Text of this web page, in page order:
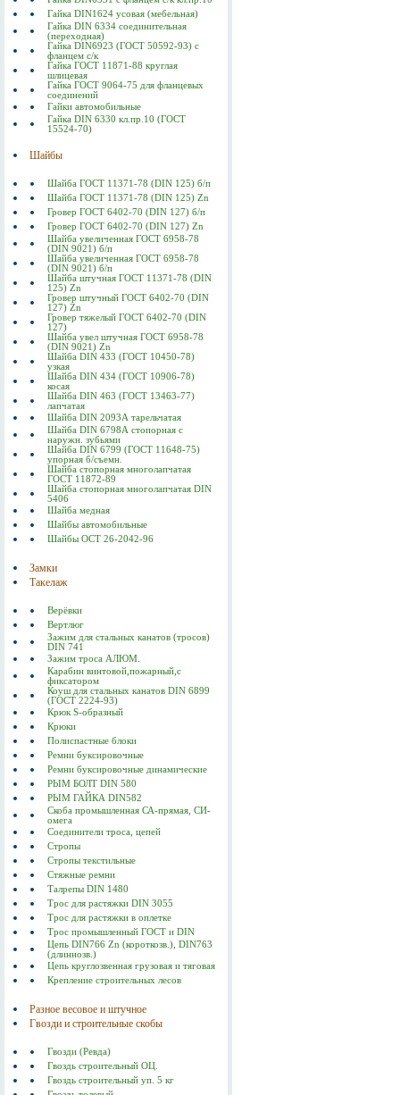
Гайка DIN1624 усовая (мебельная)
Гайка DIN 6334 соединительная
(переходная)
Гайка DIN6923 (ГОСТ 50592-93) с
фланцем с/к
Гайка ГОСТ 11871-88 круглая
шлицевая
Гайка ГОСТ 9064-75 для фланцевых
соединений
Гайки автомобильные
Гайка DIN 6330 кл.пр.10 (ГОСТ
15524-70)
Шайбы
Шайба ГОСТ 11371-78 (DIN 125) б/п
Шайба ГОСТ 11371-78 (DIN 125) Zn
Гровер ГОСТ 6402-70 (DIN 127) б/п
Гровер ГОСТ 6402-70 (DIN 127) Zn
Шайба увеличенная ГОСТ 6958-78
(DIN 9021) б/п
Шайба увеличенная ГОСТ 6958-78
(DIN 9021) б/п
Шайба штучная ГОСТ 11371-78 (DIN
125) Zn
Гровер штучный ГОСТ 6402-70 (DIN
127) Zn
Гровер тяжелый ГОСТ 6402-70 (DIN
127)
Шайба увел штучная ГОСТ 6958-78
(DIN 9021) Zn
Шайба DIN 433 (ГОСТ 10450-78)
узкая
Шайба DIN 434 (ГОСТ 10906-78)
косая
Шайба DIN 463 (ГОСТ 13463-77)
лапчатая
Шайба DIN 2093А тарельчатая
Шайба DIN 6798А стопорная с
наружн. зубьями
Шайба DIN 6799 (ГОСТ 11648-75)
упорная б/съемн.
Шайба стопорная многолапчатая
ГОСТ 11872-89
Шайба стопорная многолапчатая DIN
5406
Шайба медная
Шайбы автомобильные
Шайбы ОСТ 26-2042-96
Замки
Такелаж
Верёвки
Вертлюг
Зажим для стальных канатов (тросов)
DIN 741
Зажим троса АЛЮМ.
Карабин винтовой,пожарный,с
фиксатором
Коуш для стальных канатов DIN 6899
(ГОСТ 2224-93)
Крюк S-образный
Крюки
Полиспастные блоки
Ремни буксировочные
Ремни буксировочные динамические
РЫМ БОЛТ DIN 580
РЫМ ГАЙКА DIN582
Скоба промышленная СА-прямая, СИ-
омега
Соединители троса, цепей
Стропы
Стропы текстильные
Стяжные ремни
Талрепы DIN 1480
Трос для растяжки DIN 3055
Трос для растяжки в оплетке
Трос промышленный ГОСТ и DIN
Цепь DIN766 Zn (короткозв.), DIN763
(длиннозв.)
Цепь круглозвенная грузовая и тяговая
Крепление строительных лесов
Разное весовое и штучное
Гвозди и строительные скобы
Гвозди (Ревда)
Гвоздь строительный ОЦ.
Гвоздь строительный уп. 5 кг